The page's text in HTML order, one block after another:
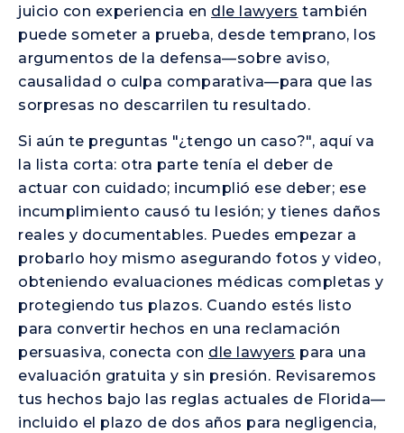
juicio con experiencia en dle lawyers también
puede someter a prueba, desde temprano, los
argumentos de la defensa—sobre aviso,
causalidad o culpa comparativa—para que las
sorpresas no descarrilen tu resultado.
Si aún te preguntas "¿tengo un caso?", aquí va
la lista corta: otra parte tenía el deber de
actuar con cuidado; incumplió ese deber; ese
incumplimiento causó tu lesión; y tienes daños
reales y documentables. Puedes empezar a
probarlo hoy mismo asegurando fotos y video,
obteniendo evaluaciones médicas completas y
protegiendo tus plazos. Cuando estés listo
para convertir hechos en una reclamación
persuasiva, conecta con dle lawyers para una
evaluación gratuita y sin presión. Revisaremos
tus hechos bajo las reglas actuales de Florida—
incluido el plazo de dos años para negligencia,